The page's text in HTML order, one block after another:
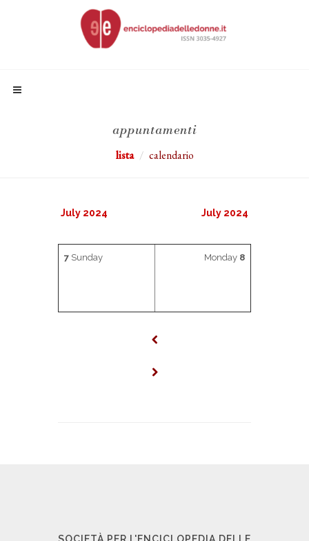
appuntamenti
lista calendario
July 2024 July 2024
7 Sunday Monday 8